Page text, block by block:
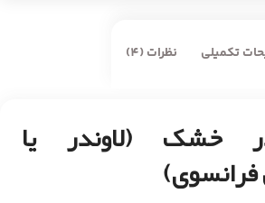
تکمیلی نظرات (4)
خشک (لاوندر یا